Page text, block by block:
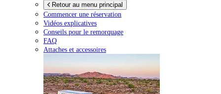
Retour au menu principal
Commencer une réservation
Vidéos explicatives
Conseils pour le remorquage
FAQ
Attaches et accessoires